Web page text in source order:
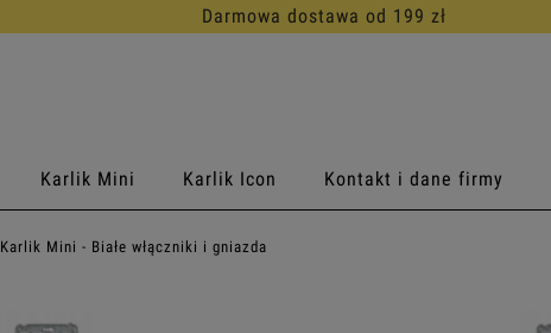
Karlik Mini Karlik Icon Kontakt i dane firmy
Karlik Mini - Białe włączniki i gniazda